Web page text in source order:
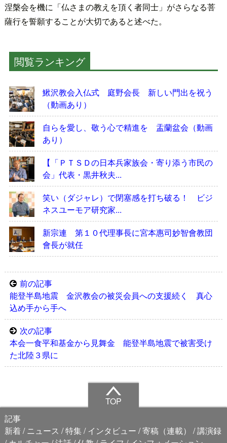
涅槃会を機に「仏さまの教えを頂く者同士」がさらなる菩
薩行を誓願することが大切であると述べた。
閲覧ランキング
鰍沢教会入仏式 庭野会長 新しい門出を祝う
（動画あり）
自らを愛し、敬う心で精進を 盂蘭盆会（動画
あり）
【「ＰＴＳＤの日本兵家族会・寄り添う市民の
会」代表・黒井秋夫...
笑い（ダジャレ）で閉塞感を打ち破る！ ビジ
ネスユーモア研究家...
新宗連 第１０代理事長に宮本惠司妙智會教団
會長が就任
前の記事
能登半島地震 金沢教会の被災会員への支援続く 真心
込め手から手へ
次の記事
本会一食平和基金から見舞金 能登半島地震で被害受け
た北陸３県に
TOP
記事
新着
ニュース 特集 インタビュー 寄稿（連載）
講演録